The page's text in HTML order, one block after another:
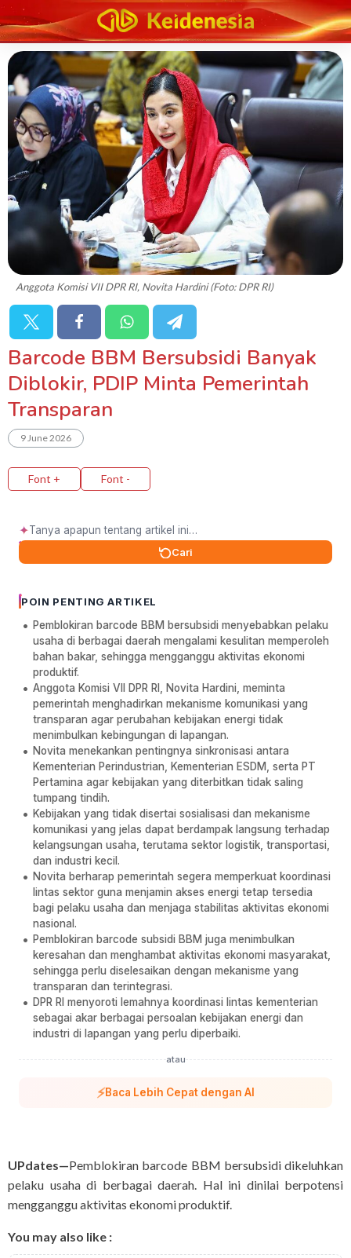
Anggota Komisi VII DPR RI, Novita Hardini (Foto: DPR RI)
Barcode BBM Bersubsidi Banyak
Diblokir, PDIP Minta Pemerintah
Transparan
9 June 2026
Font + Font -
✦
Cari
POIN PENTING ARTIKEL
Pemblokiran barcode BBM bersubsidi menyebabkan pelaku
usaha di berbagai daerah mengalami kesulitan memperoleh
bahan bakar, sehingga mengganggu aktivitas ekonomi
produktif.
Anggota Komisi VII DPR RI, Novita Hardini, meminta
pemerintah menghadirkan mekanisme komunikasi yang
transparan agar perubahan kebijakan energi tidak
menimbulkan kebingungan di lapangan.
Novita menekankan pentingnya sinkronisasi antara
Kementerian Perindustrian, Kementerian ESDM, serta PT
Pertamina agar kebijakan yang diterbitkan tidak saling
tumpang tindih.
Kebijakan yang tidak disertai sosialisasi dan mekanisme
komunikasi yang jelas dapat berdampak langsung terhadap
kelangsungan usaha, terutama sektor logistik, transportasi,
dan industri kecil.
Novita berharap pemerintah segera memperkuat koordinasi
lintas sektor guna menjamin akses energi tetap tersedia
bagi pelaku usaha dan menjaga stabilitas aktivitas ekonomi
nasional.
Pemblokiran barcode subsidi BBM juga menimbulkan
keresahan dan menghambat aktivitas ekonomi masyarakat,
sehingga perlu diselesaikan dengan mekanisme yang
transparan dan terintegrasi.
DPR RI menyoroti lemahnya koordinasi lintas kementerian
sebagai akar berbagai persoalan kebijakan energi dan
industri di lapangan yang perlu diperbaiki.
atau
⚡Baca Lebih Cepat dengan AI
UPdates—Pemblokiran barcode BBM bersubsidi dikeluhkan
pelaku usaha di berbagai daerah. Hal ini dinilai berpotensi
mengganggu aktivitas ekonomi produktif.
You may also like :